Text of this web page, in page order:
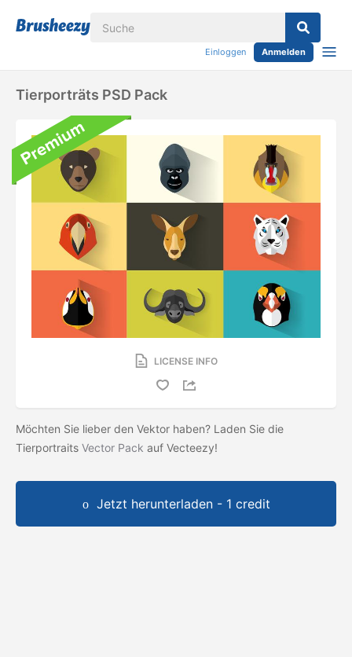
Einloggen Anmelden
Tierporträts PSD Pack
LICENSE INFO
Möchten Sie lieber den Vektor haben? Laden Sie die
Tierportraits Vector Pack auf Vecteezy!
Jetzt herunterladen - 1 credit